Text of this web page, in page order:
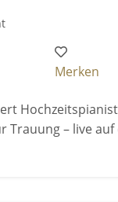
Merken
Trauung – live